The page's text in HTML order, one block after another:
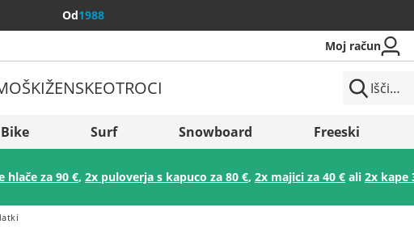
Od1988
Shrani
Moj račun
ŽENSKEOTROCI
Bike Surf Snowboard Freeski
hlače za 90 €, 2x puloverja s kapuco za 80 €, 2x majici za 40 €ali 2x kape